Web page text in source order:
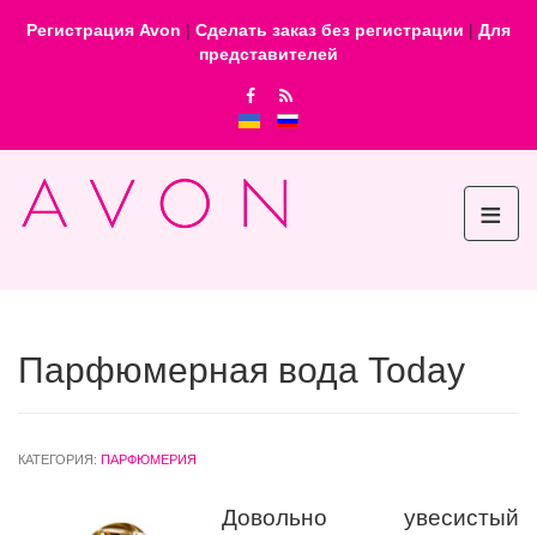
Регистрация Avon | Сделать заказ без регистрации | Для
представителей
≡
Парфюмерная вода Today
КАТЕГОРИЯ: ПАРФЮМЕРИЯ
Довольно увесистый